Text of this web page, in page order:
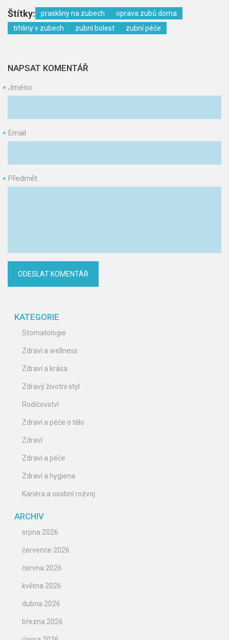
Štítky: praskliny na zubech
oprava zubů doma
trhliny v zubech
zubní bolest zubní péče
NAPSAT KOMENTÁŘ
Jméno
*
Email
*
Předmět
*
KATEGORIE
Stomatologie
Zdraví a wellness
Zdraví a krása
Zdravý životní styl
Rodičovství
Zdraví a péče o tělo
Zdraví
Zdraví a péče
Zdraví a hygiena
Kariéra a osobní rozvoj
ARCHIV
srpna 2026
července 2026
června 2026
května 2026
dubna 2026
března 2026